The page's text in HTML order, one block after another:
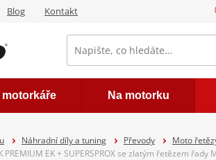
Blog Kontakt
motorkáře Na motorku
Náhradní díly a tuning Převody Moto
PREMIUM EK + SUPERSPROX se zlatým řetězem řady